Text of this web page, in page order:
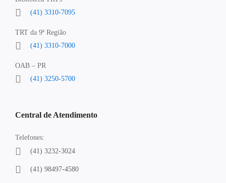
(41) 3310-7095
TRT da 9ª Região
(41) 3310-7000
OAB – PR
(41) 3250-5700
Central de Atendimento
Telefones:
(41) 3232-3024
(41) 98497-4580